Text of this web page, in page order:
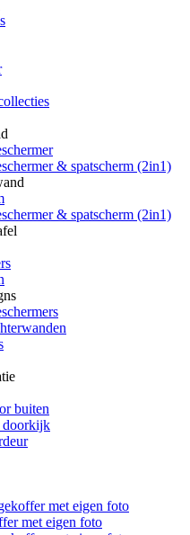
& spatscherm (2in1)
& spatscherm (2in1)
buiten
doorkijk
met eigen foto
met eigen foto